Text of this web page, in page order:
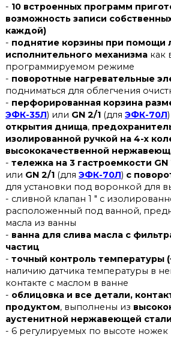
- 10 встроенных программ
возможность записи
каждой)
- поднятие корзины при помощи
исполнительного механизма как
программируемом режиме
- поворотные нагревательные
подниматься для облегчения
- перфорированная корзина
ЭФК-35Л) или GN 2/1(для ЭФК-70Л)
открытия днища,
изолированной ручкой на 4-х
высококачественной
- тележка на 3 гастроемкости GN
или GN 2/1(для ЭФК-70Л) с
для установки под воронкой для
- сливной клапан 1 " с
расположенный под ванной,
масла из ванны
- ванна для слива масла с
частиц
- точный контроль температуры
наличию датчика температуры в
контакте с маслом в ванне
- облицовка и все детали,
продуктом, выполнены из
аустенитной нержавеющей
- 6 регулируемых по высоте ножек